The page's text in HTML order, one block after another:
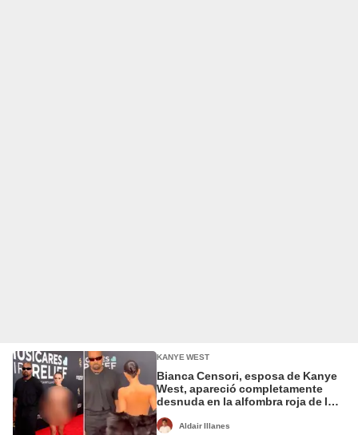
KANYE WEST
Bianca Censori, esposa de Kanye
West, apareció completamente
desnuda en la alfombra roja de los
Aldair Illanes